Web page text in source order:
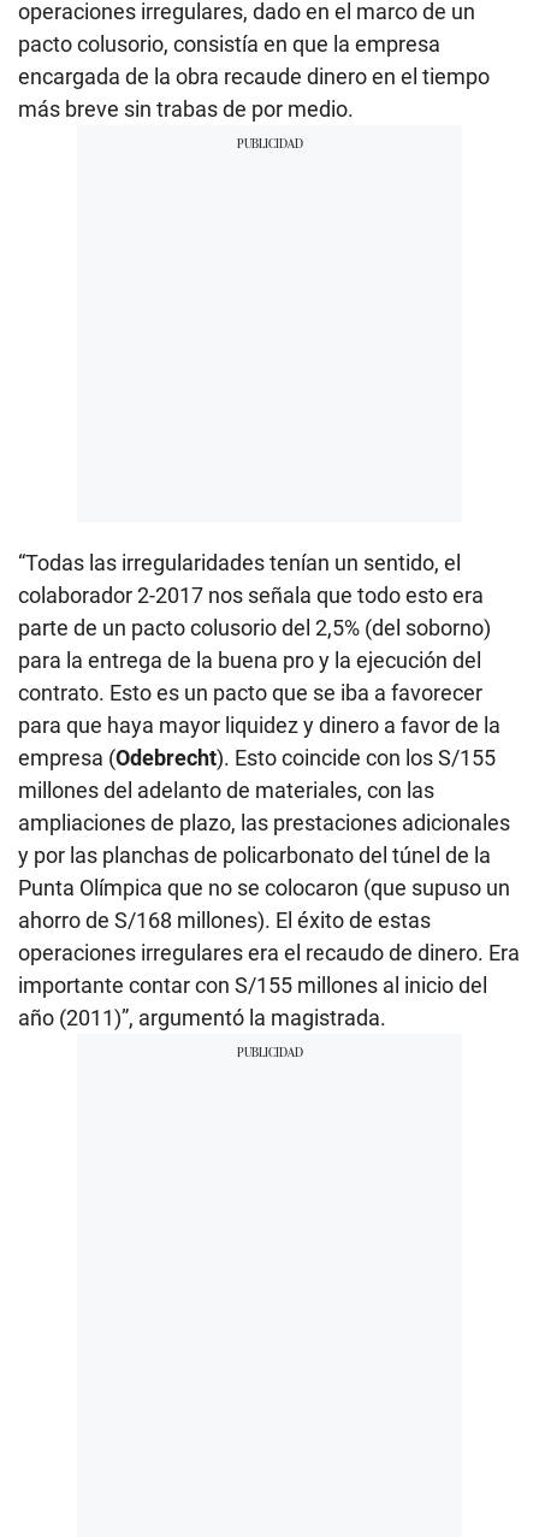
operaciones irregulares, dado en el marco de un
pacto colusorio, consistía en que la empresa
encargada de la obra recaude dinero en el tiempo
más breve sin trabas de por medio.
“Todas las irregularidades tenían un sentido, el
colaborador 2-2017 nos señala que todo esto era
parte de un pacto colusorio del 2,5% (del soborno)
para la entrega de la buena pro y la ejecución del
contrato. Esto es un pacto que se iba a favorecer
para que haya mayor liquidez y dinero a favor de la
empresa (Odebrecht). Esto coincide con los S/155
millones del adelanto de materiales, con las
ampliaciones de plazo, las prestaciones adicionales
y por las planchas de policarbonato del túnel de la
Punta Olímpica que no se colocaron (que supuso un
ahorro de S/168 millones). El éxito de estas
operaciones irregulares era el recaudo de dinero. Era
importante contar con S/155 millones al inicio del
año (2011)”, argumentó la magistrada.